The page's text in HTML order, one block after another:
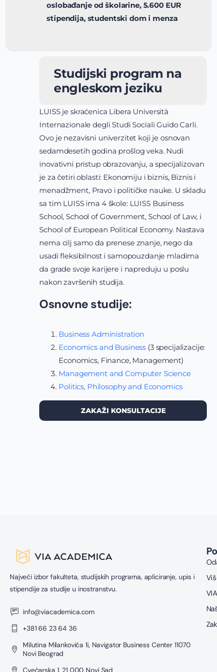
oslobađanje od školarine, 5.600 EUR
stipendija, studentski dom i menza
Studijski program na
engleskom jeziku
LUISS je skraćenica Libera Università
Internazionale degli Studi Sociali Guido Carli.
Ovo je nezavisni univerzitet koji je osnovan
sedamdesetih godina prošlog veka. Nudi
inovativni pristup obrazovanju, a specijalizovan
je za četiri oblasti: Ekonomiju i biznis, Biznis i
menadžment, Pravo i političke nauke. U skladu
sa tim LUISS ima 4 škole: LUISS Business
School, School of Government, School of Law, i
School of European Political Economy. Nastava
nema cilj samo da prenese znanje, nego da
usadi fleksibilnost i samopouzdanje mladima
da grade svoje karijere i napreduju u poslu
nakon završenih studija.
Osnovne studije:
Business Administration
Economics and Business (3 specijalizacije:
Economics, Finance, Management)
Management and Computer Science
Politics, Philosophy and Economics
ZAKAŽI KONSULTACIJE
Najveći izbor fakulteta, studijskih programa, apliciranje, upis i
stipendije za studije u inostranstvu.
info@viacademica.com
+381 66 23 64 36
Milutina Milankovića 1i, Navigator Business Center 11070
Novi Beograd